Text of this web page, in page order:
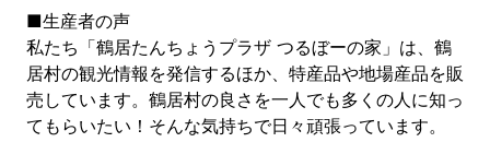
■生産者の声
私たち「鶴居たんちょうプラザ つるぼーの家」は、鶴
居村の観光情報を発信するほか、特産品や地場産品を販
売しています。鶴居村の良さを一人でも多くの人に知っ
てもらいたい！そんな気持ちで日々頑張っています。